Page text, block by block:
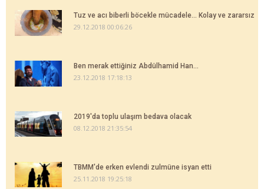
Tuz ve acı biberli böcekle mücadele... Kolay ve zararsız
29.12.2018 00:06:26
Ben merak ettiğiniz Abdülhamid Han...
23.12.2018 17:18:13
2019'da toplu ulaşım bedava olacak
08.12.2018 21:35:54
TBMM'de erken evlendi zulmüne isyan etti
25.11.2018 19:25:18